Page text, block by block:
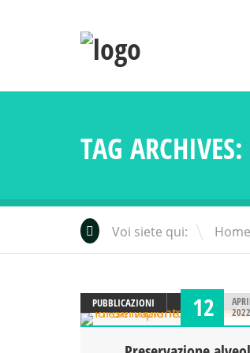
TAG ARCHIVES:
Voi siete qui: Home
PUBBLICAZIONI 12
2022